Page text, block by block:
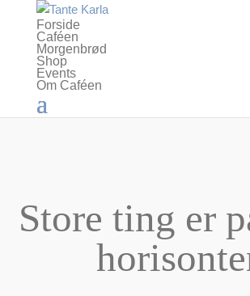
Forside
Caféen
Morgenbrød
Shop
Events
Om Caféen
Store ting er